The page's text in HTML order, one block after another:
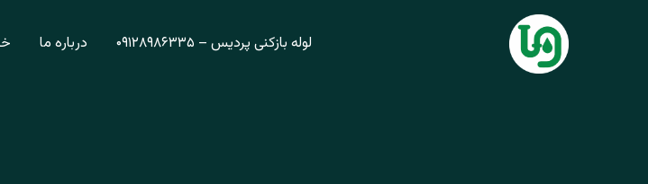
لوله بازکنی پردیس – ۰۹۱۲۸۹۸۶۳۳۵ درباره ما